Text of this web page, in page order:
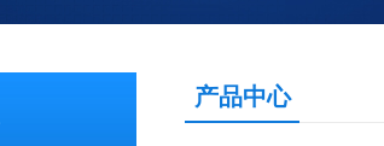
产品中心